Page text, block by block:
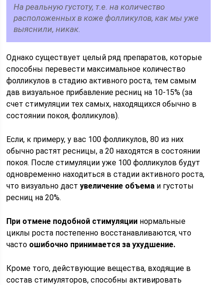
На реальную густоту, т.е. на количество
расположенных в коже фолликулов, как мы уже
выяснили, никак.
Однако существует целый ряд препаратов, которые
способны перевести максимальное количество
фолликулов в стадию активного роста, тем самым
дав визуальное прибавление ресниц на 10-15% (за
счет стимуляции тех самых, находящихся обычно в
состоянии покоя, фолликулов).
Если, к примеру, у вас 100 фолликулов, 80 из них
обычно растят ресницы, а 20 находятся в состоянии
покоя. После стимуляции уже 100 фолликулов будут
одновременно находиться в стадии активного роста,
что визуально дастувеличение объема и густоты
ресниц на 20%.
При отмене подобной стимуляции нормальные
циклы роста постепенно восстанавливаются, что
часто ошибочно принимается за ухудшение.
Кроме того, действующие вещества, входящие в
состав стимуляторов, способны активировать